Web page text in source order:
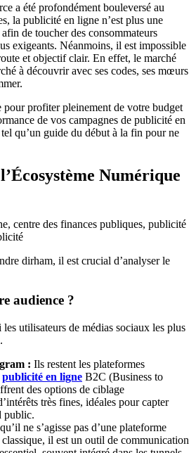
a été profondément bouleversé au
la publicité en ligne n’est plus une
de toucher des consommateurs
exigeants. Néanmoins, il est impossible
et objectif clair. En effet, le marché
à découvrir avec ses codes, ses mœurs
profiter pleinement de votre budget
de vos campagnes de publicité en
qu’un guide du début à la fin pour ne
Numérique
dirham, il est crucial d’analyser le
audience ?
utilisateurs de médias sociaux les plus
: Ils restent les plateformes
publicité en ligne B2C (Business to
des options de ciblage
très fines, idéales pour capter
public.
ne s’agisse pas d’une plateforme
il est un outil de communication